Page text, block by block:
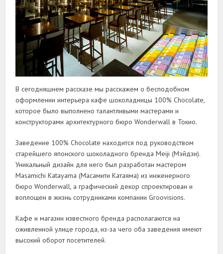
В сегодняшнем рассказе мы расскажем о бесподобном
оформлении интерьера кафе шоколадницы 100% Chocolate,
которое было выполнено талантливыми мастерами и
конструкторами архитектурного бюро Wonderwall в Токио.
Заведение 100% Chocolate находится под руководством
старейшего японского шоколадного бренда Meiji (Мэйдзи).
Уникальный дизайн для него был разработан мастером
Masamichi Katayama (Масамити Катаяма) из инженерного
бюро Wonderwall, а графический декор спроектирован и
воплощен в жизнь сотрудниками компании Groovisions.
Кафе и магазин известного бренда располагаются на
оживленной улице города, из-за чего оба заведения имеют
высокий оборот посетителей.